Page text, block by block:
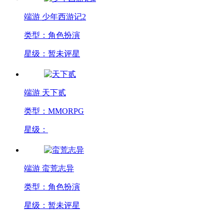
端游 少年西游记2
类型：角色扮演
星级：暂未评星
端游 天下贰
类型：MMORPG
星级：
端游 蛮荒志异
类型：角色扮演
星级：暂未评星